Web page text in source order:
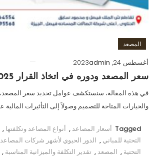
المصعد
أغسطس 24, 2023
admin
سعر المصعد ودوره في اتخاذ القرار 2025
في هذه المقالة، سنستكشف عوامل تحديد سعر
والخيارات المتاحة للتصميم وصولاً إلى التأثيرات
Tagged أسعار المصاعد , أنواع المصاعد وتكلفتها ,
التحتية للمباني , الدور الحيوي لأشهر شركات
التحتية , المصعد , تقدير التكلفة والميزانية المناسبة ,